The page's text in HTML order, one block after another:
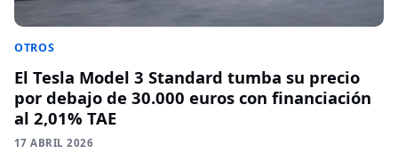
OTROS
El Tesla Model 3 Standard tumba su precio
por debajo de 30.000 euros con financiación
al 2,01% TAE
17 ABRIL 2026